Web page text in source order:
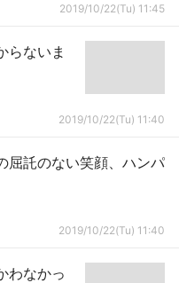
2019/10/22(Tu) 11:45
らないま
2019/10/22(Tu) 11:40
屈託のない笑顔、ハンパ
2019/10/22(Tu) 11:40
わなかっ